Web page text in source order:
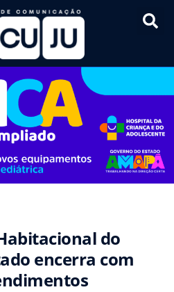
do
encerra com